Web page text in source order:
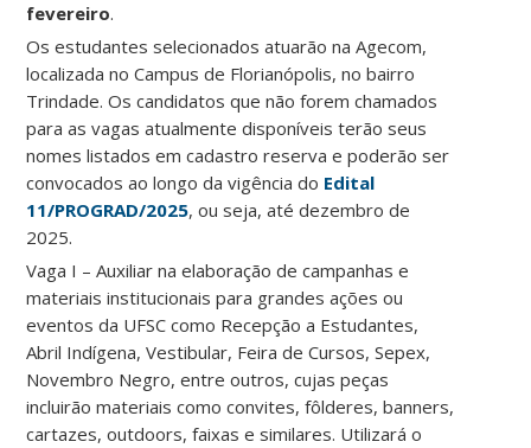
fevereiro.
Os estudantes selecionados atuarão na Agecom,
localizada no Campus de Florianópolis, no bairro
Trindade. Os candidatos que não forem chamados
para as vagas atualmente disponíveis terão seus
nomes listados em cadastro reserva e poderão ser
convocados ao longo da vigência do Edital
11/PROGRAD/2025, ou seja, até dezembro de
2025.
Vaga I – Auxiliar na elaboração de campanhas e
materiais institucionais para grandes ações ou
eventos da UFSC como Recepção a Estudantes,
Abril Indígena, Vestibular, Feira de Cursos, Sepex,
Novembro Negro, entre outros, cujas peças
incluirão materiais como convites, fôlderes, banners,
cartazes, outdoors, faixas e similares. Utilizará o